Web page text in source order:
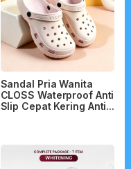
Sandal Pria Wanita
CLOSS Waterproof Anti
Slip Cepat Kering Anti...